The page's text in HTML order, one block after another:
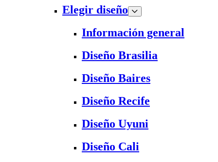
Elegir diseño
Información general
Diseño Brasilia
Diseño Baires
Diseño Recife
Diseño Uyuni
Diseño Cali